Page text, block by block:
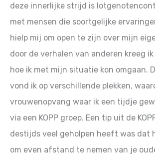
deze innerlijke strijd is
met mensen die soortgelijke
hielp mij om open te zijn over mijn
door de verhalen van anderen kreeg
hoe ik met mijn situatie kon omgaan.
vond ik op verschillende plekken,
vrouwenopvang waar ik een tijdje
via een KOPP groep. Een tip uit de
destijds veel geholpen heeft was dat
om even afstand te nemen van je